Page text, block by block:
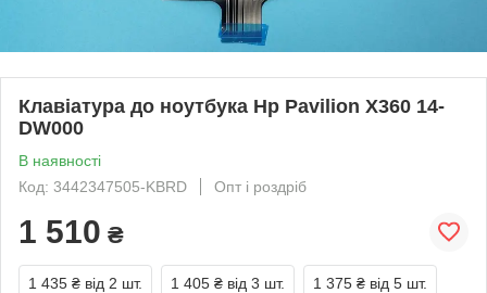
Клавіатура до ноутбука Hp Pavilion X360 14-
DW000
В наявності
Код: 3442347505-KBRD
Опт і роздріб
1 510 ₴
1 435 ₴ від 2 шт. 1 405 ₴ від 3 шт. 1 375 ₴ від 5 шт.